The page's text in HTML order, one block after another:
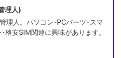
理人)
理人。パソコン･PCパーツ･スマ
格安SIM関連に興味があります。